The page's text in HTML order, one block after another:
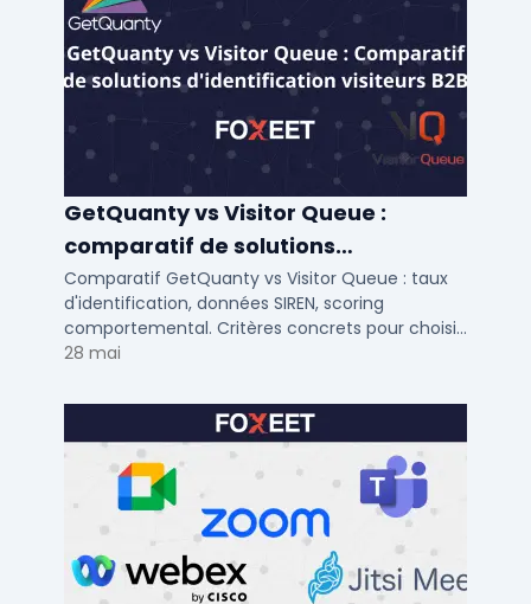
GetQuanty vs Visitor Queue :
comparatif de solutions
d'identification visiteurs B2B
Comparatif GetQuanty vs Visitor Queue : taux
d'identification, données SIREN, scoring
comportemental. Critères concrets pour choisir
votre solution de lead generation B2B en PME et
28 mai